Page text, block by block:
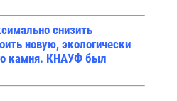
снизить
новую, экологически
камня. КНАУФ был